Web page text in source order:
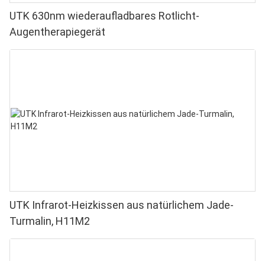
UTK 630nm wiederaufladbares Rotlicht-
Augentherapiegerät
UTK Infrarot-Heizkissen aus natürlichem Jade-
Turmalin, H11M2